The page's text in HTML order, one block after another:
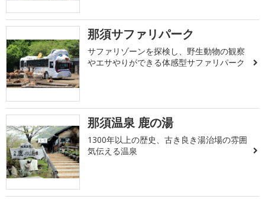
那須サファリパーク
サファリゾーンを探検し、野生動物の観察
やエサやりができる体感型サファリパーク
那須温泉 鹿の湯
1300年以上の歴史、古き良き湯治場の雰囲
気伝える温泉